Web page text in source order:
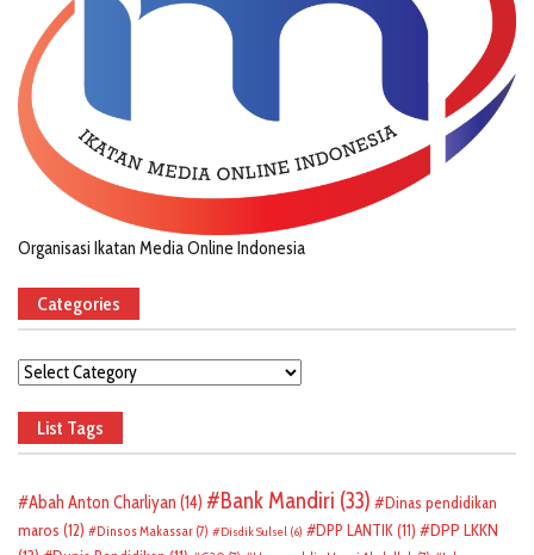
Organisasi Ikatan Media Online Indonesia
Categories
Categories
List Tags
Abah Anton Charliyan (14) Bank Mandiri (33)
Dinas pendidikan
maros (12) Dinsos Makassar (7) Disdik Sulsel (6) DPP LANTIK(11)
DPP LKKN